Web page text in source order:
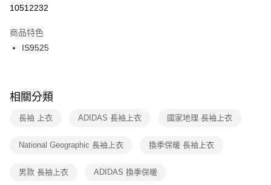
１．於結帳方式選擇「AFTEE先享後付」後，將跳轉至「AFTEE先享後付」
２．訂單成立數日內，您將收到繳費通知簡訊。
３．收到繳費通知簡訊後14天內，點擊此簡訊中的連結，可透過四大超商／
ATM／網路銀行／等多元方式進行付款，方視為交易完成。
※ 交易是否成功請以「AFTEE先享後付 」之結帳頁面顯示為準，若有關於
是否繳費成功／繳費後需取消欲退款等相關疑問，請聯繫「AFTEE先享後付
客戶支援中心」
https://netprotections.freshdesk.com/support/home
１．透過由恩沛科技股份有限公司提供之「AFTEE先享後付」服務完成之交
權轉讓予恩沛科技股份有限公司。
每筆NT$100，滿NT$1,500(含以上)免運費
付款後門市自取
每筆NT$100，滿NT$1,500(含以上)免運費
10512232
商品特色
IS9525
相關分類
長袖 上衣 ADIDAS 長袖上衣 國家地理 長袖上衣
National Geographic 長袖上衣 換季保暖 長袖上衣
男款 長袖上衣 ADIDAS 換季保暖